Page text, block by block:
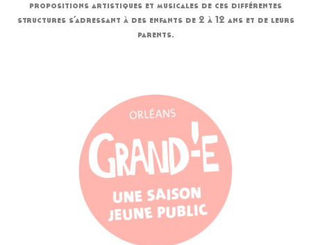
propositions artistiques et musicales de ces différentes
structures s’adressant à des enfants de 2 à 12 ans et de leurs
parents.